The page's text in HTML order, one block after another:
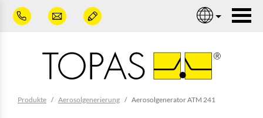
Zum Hauptinhalt springen
Produkte Aerosolgenerierung Aerosolgenerator ATM 241